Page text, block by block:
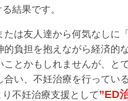
結果です。
は友人達から何気なしに
負担を抱えながら経済的
とかもしれませんが、と
い、不妊治療を行ってい
不妊治療支援として”ED